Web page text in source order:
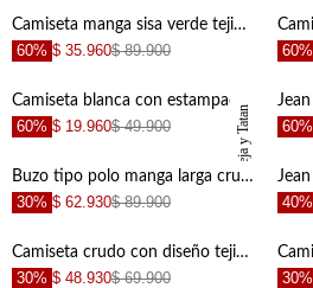
+
+
+
+
Camiseta manga sisa verde tejida para niña
60% $ 35.960$ 89.900 60%
TNS x Maleja y Tatan
Camiseta blanca con estampado en espalda para niña
60% $ 19.960$ 49.900 60%
Buzo tipo polo manga larga crudo para niña
30% $ 62.930$ 89.900 40%
Camiseta crudo con diseño tejido en delantero para niña
30% $ 48.930$ 69.900 30%